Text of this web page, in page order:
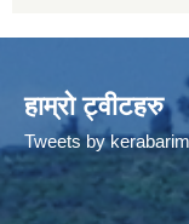
हाम्रो ट्वीटहरु
Tweets by